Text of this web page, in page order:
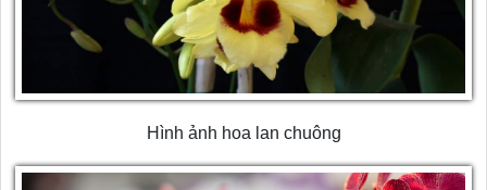
Hình ảnh hoa lan chuông